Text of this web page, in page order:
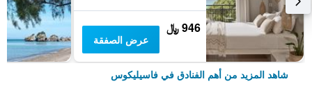
946 ﷼
عرض الصفقة
شاهد المزيد من أهم الفنادق في فاسيليكوس